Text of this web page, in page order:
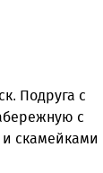
Подруга с
с
скамейками